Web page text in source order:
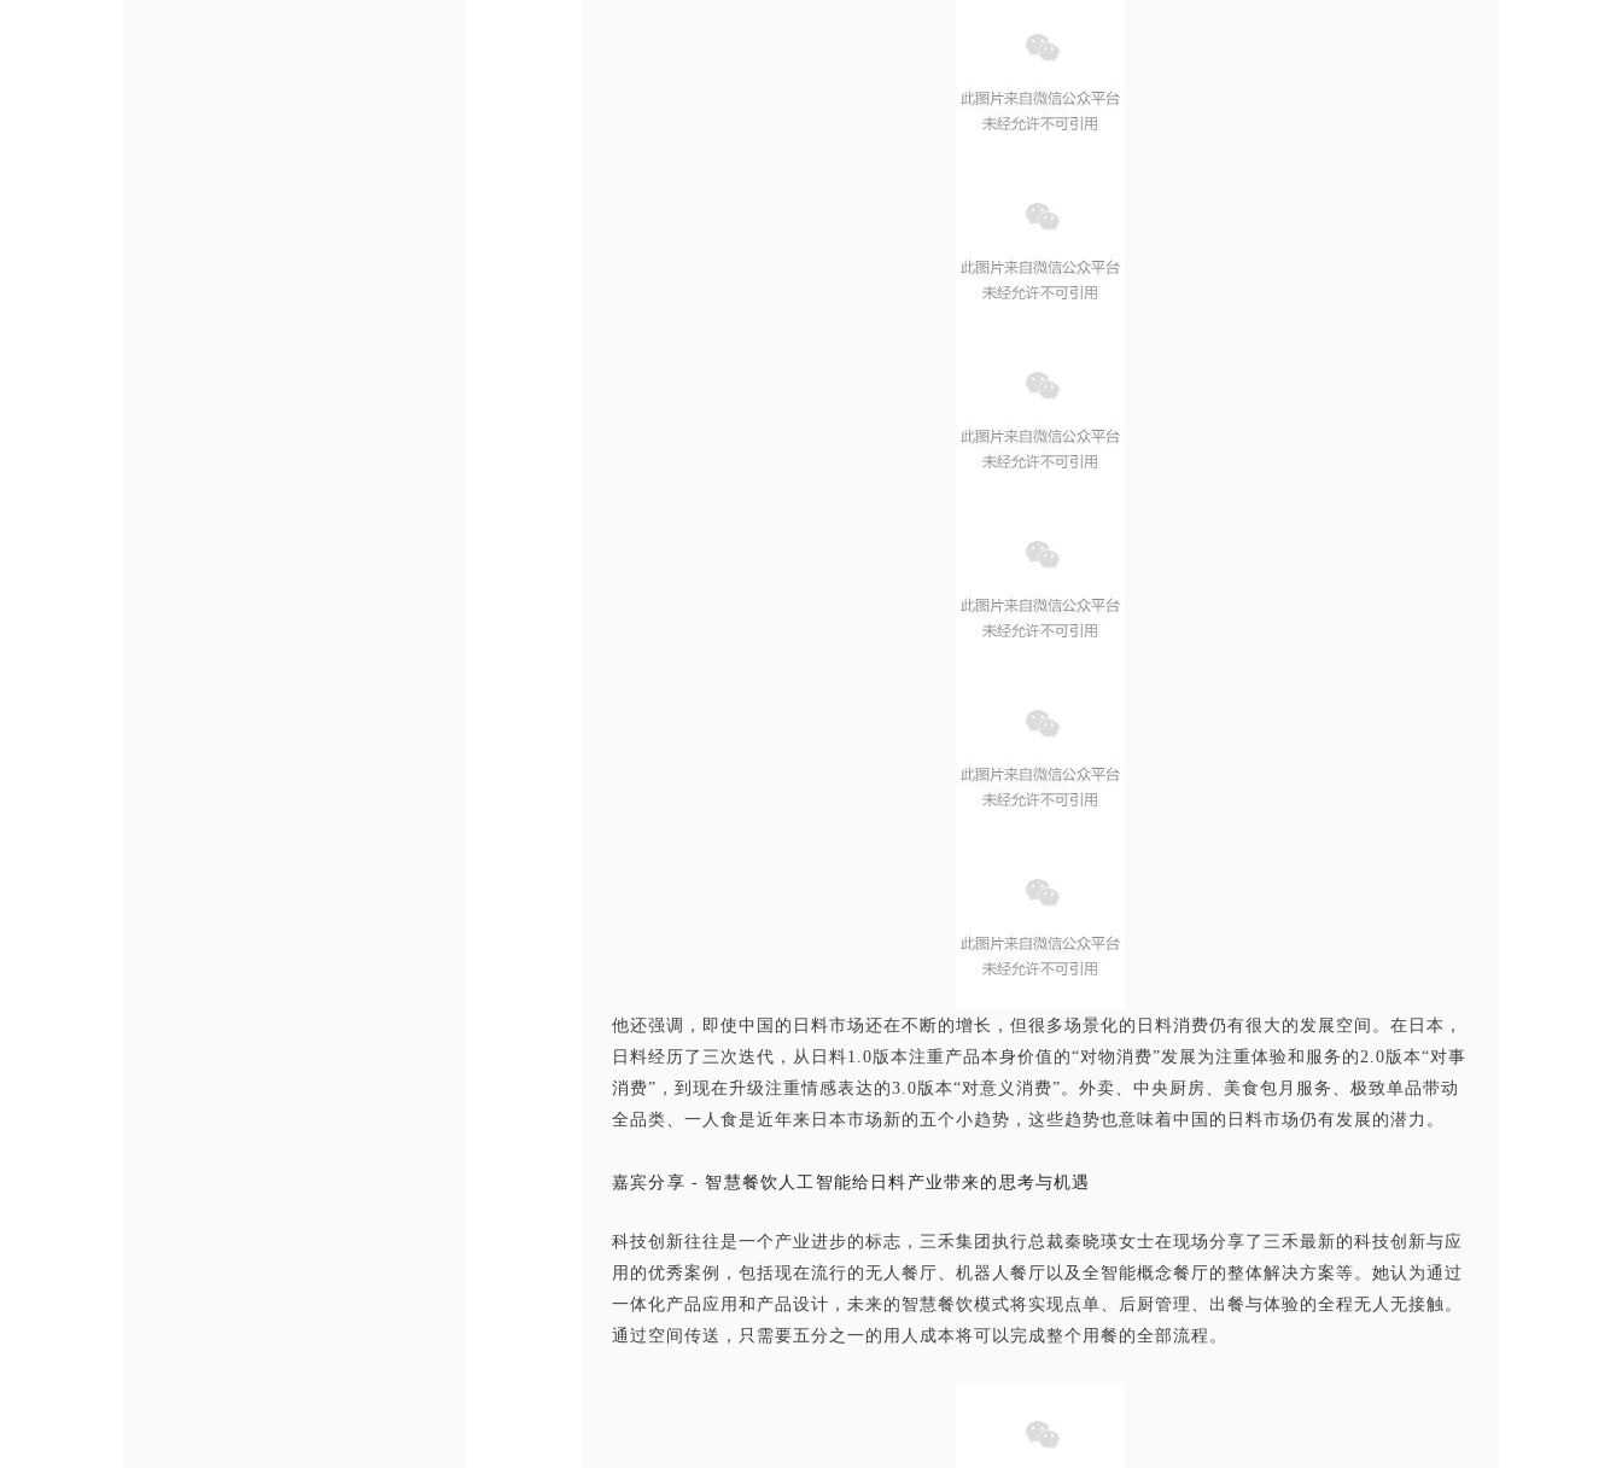
他还强调，即使中国的日料市场还在不断的增长，但很多场景化的日料消费仍有很大的发展空间。在日本，
日料经历了三次迭代，从日料1.0版本注重产品本身价值的“对物消费”发展为注重体验和服务的2.0版本“对事
消费”，到现在升级注重情感表达的3.0版本“对意义消费”。外卖、中央厨房、美食包月服务、极致单品带动
全品类、一人食是近年来日本市场新的五个小趋势，这些趋势也意味着中国的日料市场仍有发展的潜力。
嘉宾分享 - 智慧餐饮人工智能给日料产业带来的思考与机遇
科技创新往往是一个产业进步的标志，三禾集团执行总裁秦晓瑛女士在现场分享了三禾最新的科技创新与应
用的优秀案例，包括现在流行的无人餐厅、机器人餐厅以及全智能概念餐厅的整体解决方案等。她认为通过
一体化产品应用和产品设计，未来的智慧餐饮模式将实现点单、后厨管理、出餐与体验的全程无人无接触。
通过空间传送，只需要五分之一的用人成本将可以完成整个用餐的全部流程。